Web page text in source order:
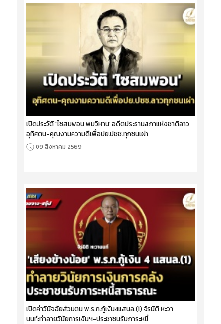
เปิดประวัติ 'ไซสมพอน พมวิหาน' อดีตประธานสภาแห่งชาติลาว
อุทิศตน-คุณงามความดีเพื่อปย.ปชช.ทุกชนเผ่า
09 สิงหาคม 2569
เปิดคำวินิจฉัยส่วนตน พ.ร.ก.กู้เงิน4แสนล.(1) จิรนิติ หะวา
นนท์:ทำลายวินัยการเงินฯ-ประชาชนรับภาระหนี้